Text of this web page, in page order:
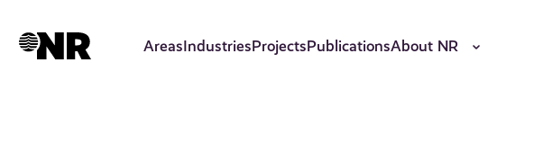
AreasIndustriesProjectsPublicationsAbout NR